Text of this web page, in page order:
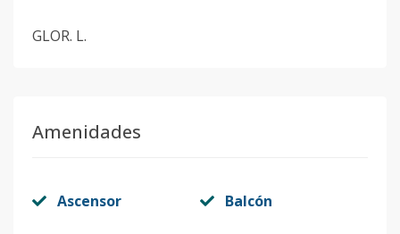
GLOR. L.
Amenidades
Ascensor Balcón